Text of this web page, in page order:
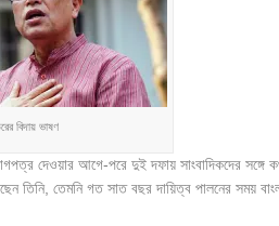
বিদায় ভাষণ
দেওয়ার আগে-পরে দুই দফায় সাংবাদিকদের সঙ্গে
তিনি, তেমনি গত সাত বছর দায়িত্ব পালনের সময়